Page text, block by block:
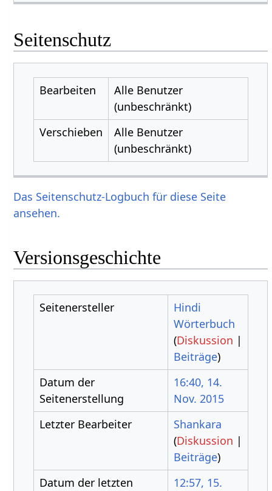
Seitenschutz
Bearbeiten
Alle Benutzer
(unbeschränkt)
Verschieben
Alle Benutzer
(unbeschränkt)
Das Seitenschutz-Logbuch für diese Seite
ansehen.
Versionsgeschichte
Seitenersteller
Hindi
Wörterbuch
(Diskussion |
Beiträge)
Datum der
Seitenerstellung
16:40, 14.
Nov. 2015
Letzter Bearbeiter
Shankara
(Diskussion |
Beiträge)
Datum der letzten
12:57, 15.